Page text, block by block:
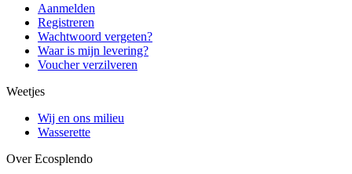
Aanmelden
Registreren
Wachtwoord vergeten?
Waar is mijn levering?
Voucher verzilveren
Weetjes
Wij en ons milieu
Wasserette
Over Ecosplendo